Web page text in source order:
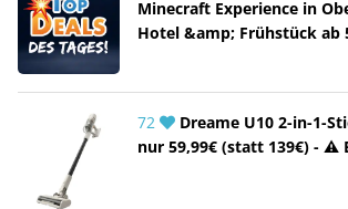
Minecraft Experience in
Hotel &amp; Frühstück ab
72
Dreame U10 2-in-1-
nur 59,99€ (statt 139€) - ⚠️